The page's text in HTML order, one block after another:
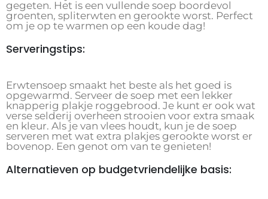
gegeten. Het is een vullende soep boordevol
groenten, spliterwten en gerookte worst. Perfect
om je op te warmen op een koude dag!
Serveringstips:
Erwtensoep smaakt het beste als het goed is
opgewarmd. Serveer de soep met een lekker
knapperig plakje roggebrood. Je kunt er ook wat
verse selderij overheen strooien voor extra smaak
en kleur. Als je van vlees houdt, kun je de soep
serveren met wat extra plakjes gerookte worst er
bovenop. Een genot om van te genieten!
Alternatieven op budgetvriendelijke basis: